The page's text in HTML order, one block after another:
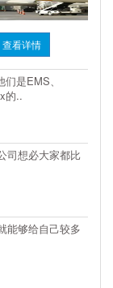
查看详情
是EMS、
的..
司想必大家都比
能够给自己较多